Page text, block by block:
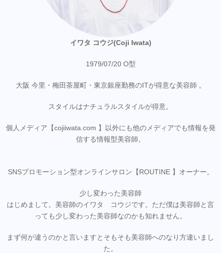
イワタ コウジ(Coji Iwata)
1979/07/20 O型
大阪 今里・梅田茶屋町・東京銀座勤務のITが得意な美容師 。
スタイルはナチュラルスタイルが得意。
個人メディア【cojiiwata.com 】以外にも他のメディアでも情報を発
信する情報型美容師。
SNSプロモーション型オンラインサロン【ROUTINE 】オーナー。
少し変わった美容師
はじめまして。美容師のイワタ コウジです。ただ僕は美容師と言
っても少し変わった美容師なのかも知れません。
まず何が違うのかと言いますとそもそも美容師へのなり方違いまし
た。